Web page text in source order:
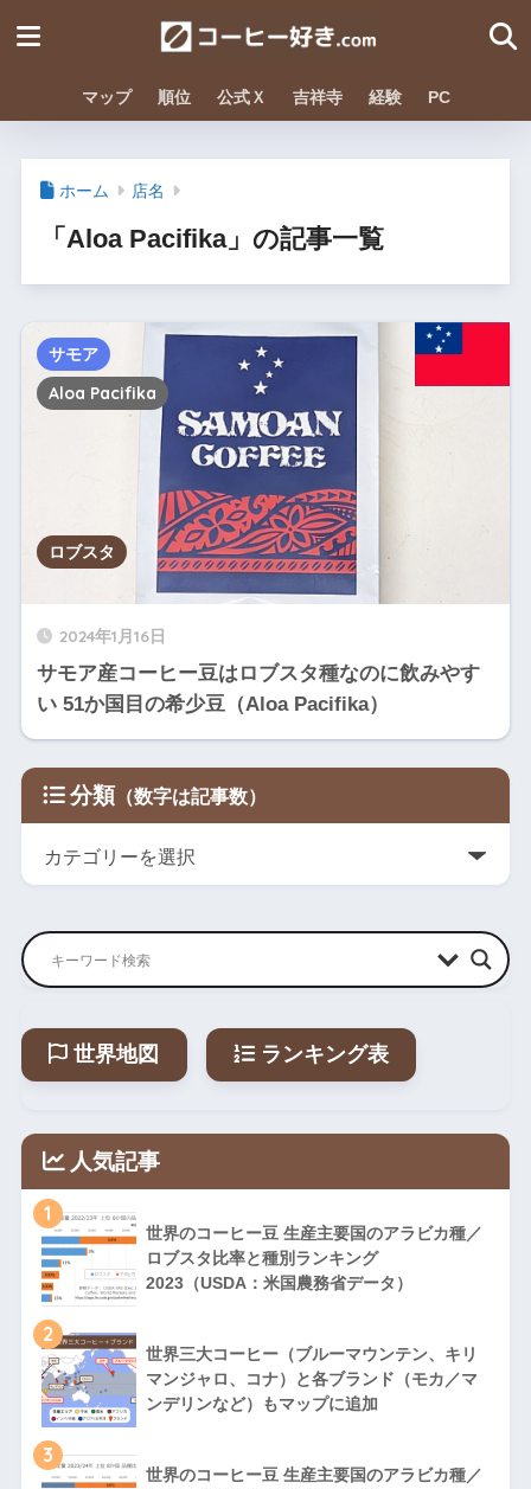
マップ 順位 公式Ｘ 吉祥寺 経験 PC
ホーム 店名
「Aloa Pacifika」の記事一覧
2024年1月16日
サモア産コーヒー豆はロブスタ種なのに飲みやす
い 51か国目の希少豆（Aloa Pacifika）
サモア
ロブスタ
Aloa Pacifika
分類
世界地図 ランキング表
人気記事
1
世界のコーヒー豆 生産主要国のアラビカ種／
ロブスタ比率と種別ランキング
2023（USDA：米国農務省データ）
2
世界三大コーヒー（ブルーマウンテン、キリ
マンジャロ、コナ）と各ブランド（モカ／マ
ンデリンなど）もマップに追加
3
世界のコーヒー豆 生産主要国のアラビカ種／